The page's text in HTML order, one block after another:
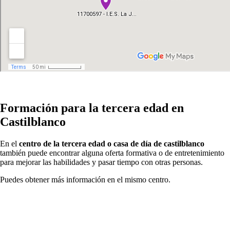
Formación para la tercera edad en
Castilblanco
En el centro de la tercera edad o casa de día de castilblanco
también puede encontrar alguna oferta formativa o de entretenimiento
para mejorar las habilidades y pasar tiempo con otras personas.
Puedes obtener más información en el mismo centro.